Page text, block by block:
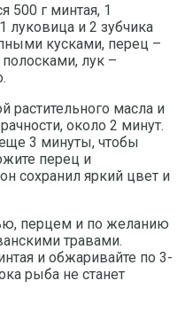
500 г минтая, 1
луковица и 2 зубчика
кусками, перец –
лук –
растительного масла и
около 2 минут.
3 минуты, чтобы
перец и
сохранил яркий цвет и
перцем и по желанию
травами.
и обжаривайте по 3-
рыба не станет